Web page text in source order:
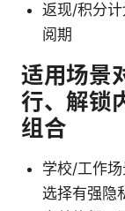
返现/积分
阅期
适用场景
行、解锁
组合
学校/工作
选择有强隐